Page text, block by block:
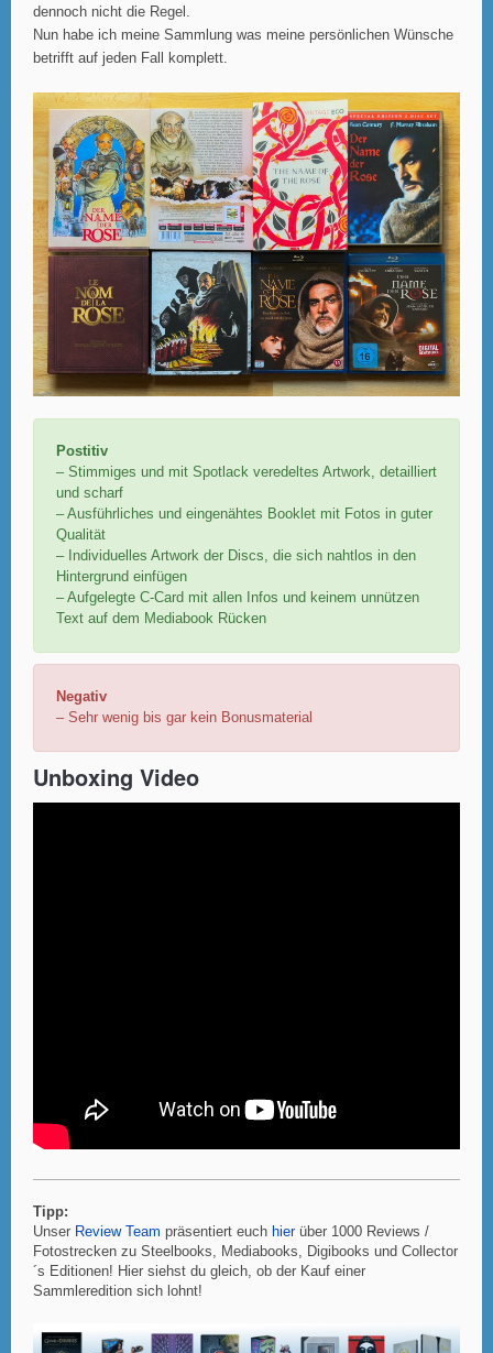
dennoch nicht die Regel.
Nun habe ich meine Sammlung was meine persönlichen Wünsche
betrifft auf jeden Fall komplett.
Postitiv
– Stimmiges und mit Spotlack veredeltes Artwork, detailliert
und scharf
– Ausführliches und eingenähtes Booklet mit Fotos in guter
Qualität
– Individuelles Artwork der Discs, die sich nahtlos in den
Hintergrund einfügen
– Aufgelegte C-Card mit allen Infos und keinem unnützen
Text auf dem Mediabook Rücken
Negativ
– Sehr wenig bis gar kein Bonusmaterial
Unboxing Video
Tipp:
Unser Review Team präsentiert euch hierüber 1000 Reviews /
Fotostrecken zu Steelbooks, Mediabooks, Digibooks und Collector
´s Editionen! Hier siehst du gleich, ob der Kauf einer
Sammleredition sich lohnt!